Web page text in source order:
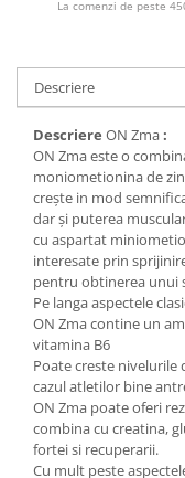
Rich Piana 5% Nutrition
RIPT
Scitec
Scivation
Skill Nutrition
Smart Shake
Swanson
Under Armour
Universal
Vitargo
Weider
Zenana
La comenzi de peste
Descriere
Descriere ON Zma:
ON Zma este o
moniometionina de
crește in mod
dar și puterea
cu aspartat
interesate prin
pentru obtinerea unui
Pe langa aspectele
ON Zma contine un
vitamina B6
Poate creste
cazul atletilor bine
ON Zma poate oferi
combina cu creatina,
fortei si recuperarii.
Cu mult peste